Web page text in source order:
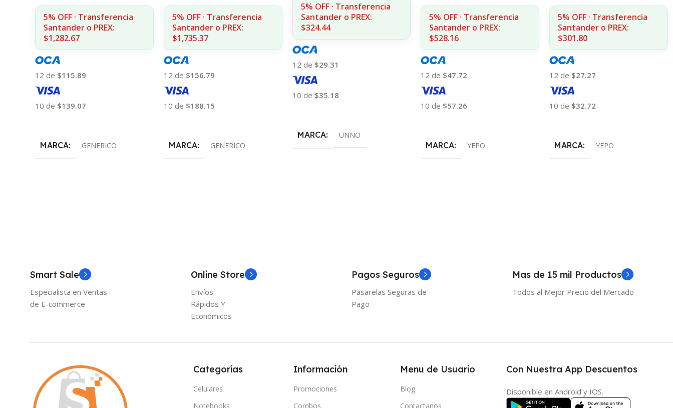
5% OFF · Transferencia
Santander o PREX:
$1,282.67
12 de $115.89
10 de $139.07
MARCA GENERICO
5% OFF · Transferencia
Santander o PREX:
$1,735.37
12 de $156.79
10 de $188.15
MARCA GENERICO
5% OFF · Transferencia
Santander o PREX:
$324.44
12 de $29.31
10 de $35.18
MARCA UNNO
5% OFF · Transferencia
Santander o PREX:
$528.16
12 de $47.72
10 de $57.26
MARCA YEPO
5% OFF · Transferencia
Santander o PREX:
$301.80
12 de $27.27
10 de $32.72
MARCA YEPO
Smart Sale
Especialista en Ventas
de E-commerce
Online Store
Envíos
Rápidos Y
Económicos
Pagos Seguros
Pasarelas Seguras de
Pago
Mas de 15 mil Productos
Todos al Mejor Precio del Mercado
Categorías
Celulares
Notebooks
Información
Promociones
Combos
Menu de Usuario
Blog
Contactanos
Con Nuestra App Descuentos
Disponible en Android y IOS.